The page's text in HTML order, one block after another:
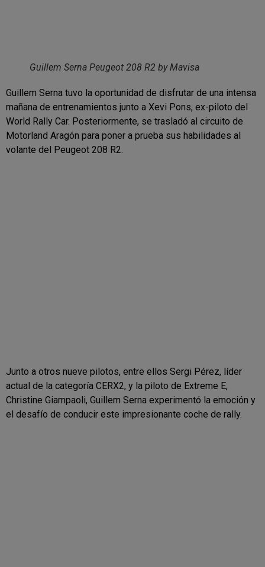
Guillem Serna Peugeot 208 R2 by Mavisa
Guillem Serna tuvo la oportunidad de disfrutar de una intensa
mañana de entrenamientos junto a Xevi Pons, ex-piloto del
World Rally Car. Posteriormente, se trasladó al circuito de
Motorland Aragón para poner a prueba sus habilidades al
volante del Peugeot 208 R2.
Junto a otros nueve pilotos, entre ellos Sergi Pérez, líder
actual de la categoría CERX2, y la piloto de Extreme E,
Christine Giampaoli, Guillem Serna experimentó la emoción y
el desafío de conducir este impresionante coche de rally.